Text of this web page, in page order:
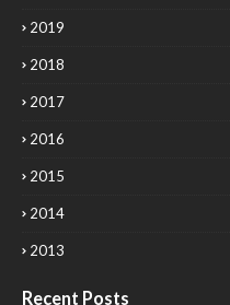
2019
2018
2017
2016
2015
2014
2013
Recent Posts